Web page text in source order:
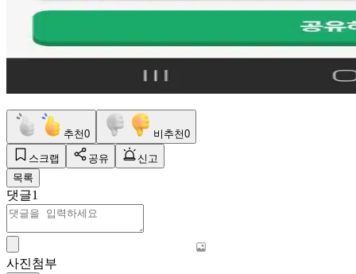
추천0 비추천0
스크랩 공유
신고
목록
댓글1
사진첨부